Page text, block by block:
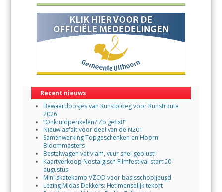
Recent nieuws
Bewaardoosjes van Kunstploeg voor Kunstroute
2026
“Onkruidperikelen? Zo gefixt!”
Nieuw asfalt voor deel van de N201
Samenwerking Topgeschenken en Hoorn
Bloommasters
Bestelwagen vat vlam, vuur snel geblust!
Kaartverkoop Nostalgisch Filmfestival start 20
augustus
Mini-skatekamp VZOD voor basisschooljeugd
Lezing Midas Dekkers: Het menselijk tekort